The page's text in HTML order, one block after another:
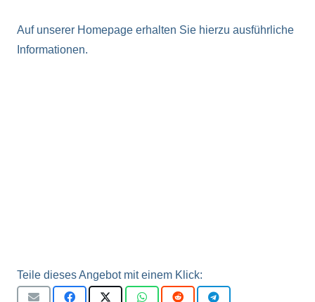
Auf unserer Homepage erhalten Sie hierzu ausführliche
Informationen.
Teile dieses Angebot mit einem Klick: